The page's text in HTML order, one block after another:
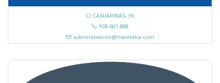
C/ CASUARINAS, 36
: 928 601 888
: administracion@maintelca.com